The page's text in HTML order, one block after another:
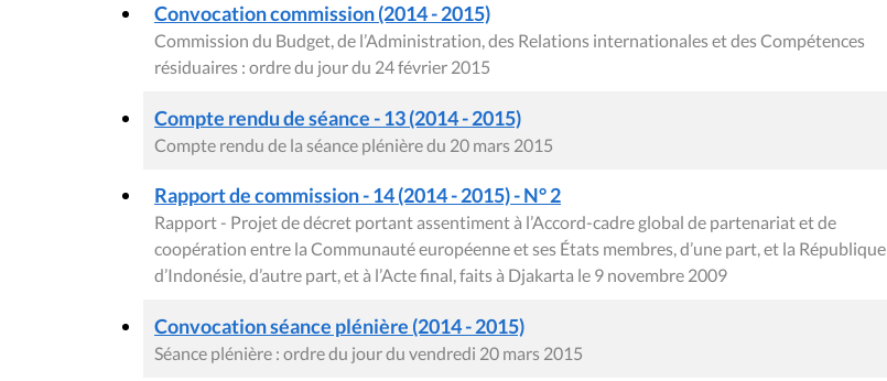
Convocation commission (2014 - 2015)
Commission du Budget, de l’Administration, des Relations internationales et des Compétences
résiduaires : ordre du jour du 24 février 2015
Compte rendu de séance - 13 (2014 - 2015)
Compte rendu de la séance plénière du 20 mars 2015
Rapport de commission - 14 (2014 - 2015) - N° 2
Rapport - Projet de décret portant assentiment à l’Accord-cadre global de partenariat et de
coopération entre la Communauté européenne et ses États membres, d’une part, et la République
d’Indonésie, d’autre part, et à l’Acte final, faits à Djakarta le 9 novembre 2009
Convocation séance plénière (2014 - 2015)
Séance plénière : ordre du jour du vendredi 20 mars 2015